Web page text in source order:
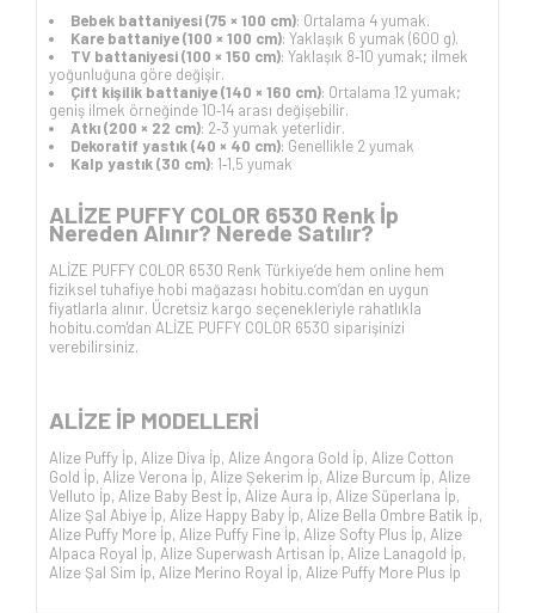
Bebek battaniyesi (75 × 100 cm): Ortalama 4 yumak.
Kare battaniye (100 × 100 cm): Yaklaşık 6 yumak (600 g).
TV battaniyesi (100 × 150 cm): Yaklaşık 8‑10 yumak; ilmek
yoğunluğuna göre değişir.
Çift kişilik battaniye (140 × 160 cm): Ortalama 12 yumak;
geniş ilmek örneğinde 10‑14 arası değişebilir.
Atkı (200 × 22 cm): 2‑3 yumak yeterlidir.
Dekoratif yastık (40 × 40 cm): Genellikle 2 yumak
Kalp yastık (30 cm): 1‑1,5 yumak
ALİZE PUFFY COLOR 6530 Renk İp
Nereden Alınır? Nerede Satılır?
ALİZE PUFFY COLOR 6530 Renk Türkiye’de hem online hem
fiziksel tuhafiye hobi mağazası hobitu.com’dan en uygun
fiyatlarla alınır. Ücretsiz kargo seçenekleriyle rahatlıkla
hobitu.com'dan ALİZE PUFFY COLOR 6530 siparişinizi
verebilirsiniz.
ALİZE İP MODELLERİ
Alize Puffy İp, Alize Diva İp, Alize Angora Gold İp, Alize Cotton
Gold İp, Alize Verona İp, Alize Şekerim İp, Alize Burcum İp, Alize
Velluto İp, Alize Baby Best İp, Alize Aura İp, Alize Süperlana İp,
Alize Şal Abiye İp, Alize Happy Baby İp, Alize Bella Ombre Batik İp,
Alize Puffy More İp, Alize Puffy Fine İp, Alize Softy Plus İp, Alize
Alpaca Royal İp, Alize Superwash Artisan İp, Alize Lanagold İp,
Alize Şal Sim İp, Alize Merino Royal İp, Alize Puffy More Plus İp